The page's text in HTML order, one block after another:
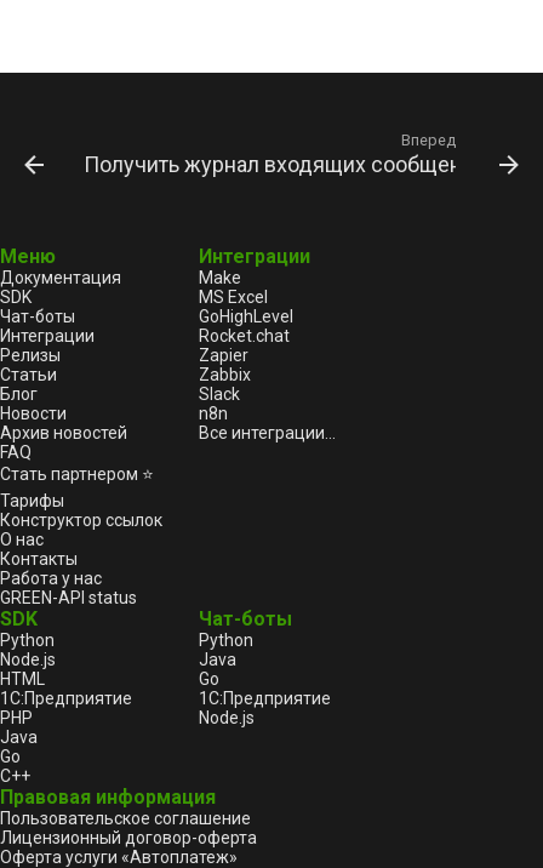
Вперед
Получить журнал входящих сообщений
Меню
Документация
SDK
Чат-боты
Интеграции
Релизы
Статьи
Блог
Новости
Архив новостей
FAQ
Стать партнером ⭐
Тарифы
Конструктор ссылок
О нас
Контакты
Работа у нас
GREEN-API status
Интеграции
Make
MS Excel
GoHighLevel
Rocket.chat
Zapier
Zabbix
Slack
n8n
Все интеграции...
SDK
Python
Node.js
HTML
1С:Предприятие
PHP
Java
Go
C++
Чат-боты
Python
Java
Go
1С:Предприятие
Node.js
Правовая информация
Пользовательское соглашение
Лицензионный договор-оферта
Оферта услуги «Автоплатеж»